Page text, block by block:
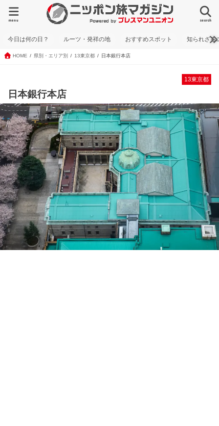
search
menu
今日は何の日？ ルーツ・発祥の地 おすすめスポット 知られざる
HOME 県別・エリア別 13東京都 日本銀行本店
13東京都
日本銀行本店